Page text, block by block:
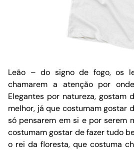
Leão – do signo de fogo, os
chamarem a atenção por
Elegantes por natureza,
melhor, já que costumam gostar
só pensarem em si e por serem
costumam gostar de fazer tudo
o rei da floresta, que costuma